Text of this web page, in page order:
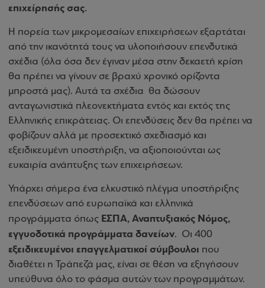
επιχείρησής σας.
Η πορεία των μικρομεσαίων επιχειρήσεων εξαρτάται
από την ικανότητά τους να υλοποιήσουν επενδυτικά
σχέδια (όλα όσα δεν έγιναν μέσα στην δεκαετή κρίση
θα πρέπει να γίνουν σε βραχύ χρονικό ορίζοντα
μπροστά μας). Αυτά τα σχέδια θα δώσουν
ανταγωνιστικά πλεονεκτήματα εντός και εκτός της
Ελληνικής επικράτειας. Οι επενδύσεις δεν θα πρέπει να
φοβίζουν αλλά με προσεκτικό σχεδιασμό και
εξειδικευμένη υποστήριξη, να αξιοποιούνται ως
ευκαιρία ανάπτυξης των επιχειρήσεων.
Υπάρχει σήμερα ένα ελκυστικό πλέγμα υποστήριξης
επενδύσεων από ευρωπαϊκά και ελληνικά
προγράμματα όπως ΕΣΠΑ, Αναπτυξιακός Νόμος,
εγγυοδοτικά προγράμματα δανείων. Οι 400
εξειδικευμένοι επαγγελματικοί σύμβουλοι που
διαθέτει η Τράπεζά μας, είναι σε θέση να εξηγήσουν
υπεύθυνα όλο το φάσμα αυτών των προγραμμάτων.